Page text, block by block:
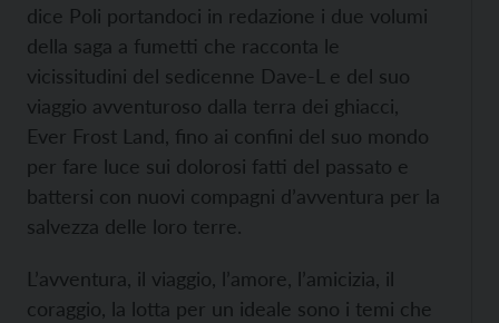
dice Poli portandoci in redazione i due volumi
della saga a fumetti che racconta le
vicissitudini del sedicenne Dave-L e del suo
viaggio avventuroso dalla terra dei ghiacci,
Ever Frost Land, fino ai confini del suo mondo
per fare luce sui dolorosi fatti del passato e
battersi con nuovi compagni d’avventura per la
salvezza delle loro terre.
L’avventura, il viaggio, l’amore, l’amicizia, il
coraggio, la lotta per un ideale sono i temi che